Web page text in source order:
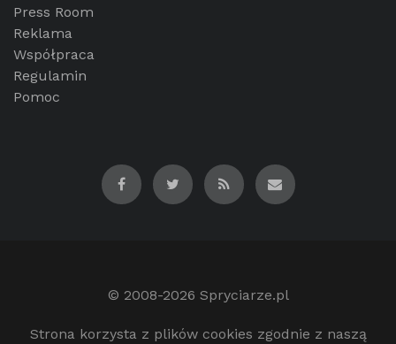
Press Room
Reklama
Współpraca
Regulamin
Pomoc
© 2008-2026 Spryciarze.pl
Strona korzysta z plików cookies zgodnie z naszą